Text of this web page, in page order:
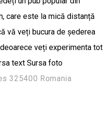
care este la mică distanță
vă veți bucura de șederea
veți experimenta tot
text Sursa foto
325400 Romania